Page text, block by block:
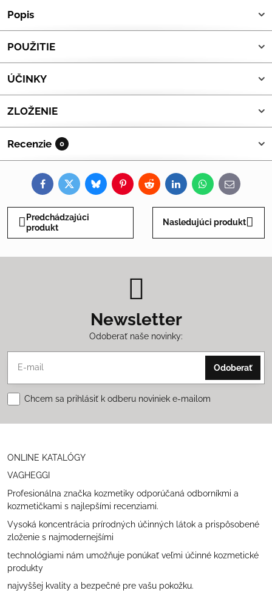
Popis
POUŽITIE
ÚČINKY
ZLOŽENIE
Recenzie 0
FacebookTwitterBlueskyPinterestRedditLinkedInWhatsApp
E-
mail
Predchádzajúci
produkt
Nasledujúci produkt
Newsletter
Odoberať naše novinky:
Odoberať
Chcem sa prihlásiť k odberu noviniek e-mailom
ONLINE KATALÓGY
VAGHEGGI
Profesionálna značka kozmetiky odporúčaná odborníkmi a
kozmetičkami s najlepšími recenziami.
Vysoká koncentrácia prírodných účinných látok a prispôsobené
zloženie s najmodernejšími
technológiami nám umožňuje ponúkať veľmi účinné kozmetické
produkty
najvyššej kvality a bezpečné pre vašu pokožku.